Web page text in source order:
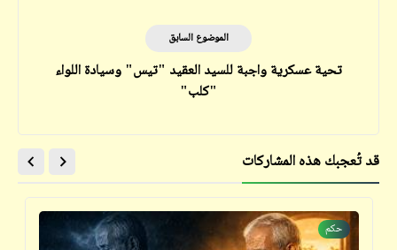
الموضوع السابق
تحية عسكرية واجبة للسيد العقيد "تيس" وسيادة اللواء
"كلب"
قد تُعجبك هذه المشاركات
حكم